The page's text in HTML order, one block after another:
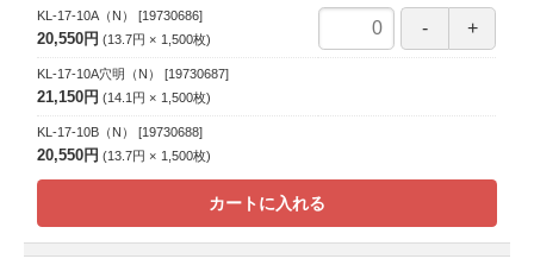
KL-17-10A（N） [19730686]
20,550円 13.7円 1,500枚
KL-17-10A穴明（N） [19730687]
21,150円 14.1円 1,500枚
KL-17-10B（N） [19730688]
20,550円 13.7円 1,500枚
カートに入れる